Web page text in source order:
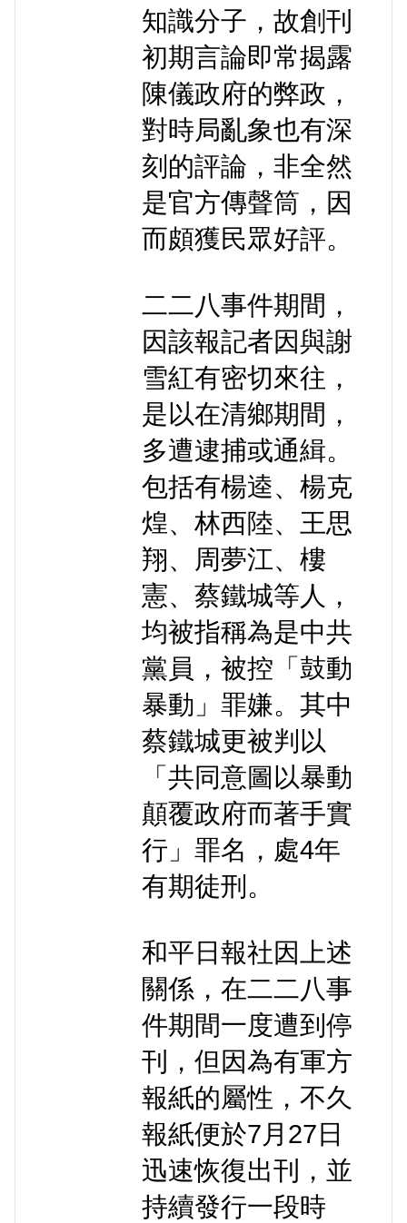
知識分子，故創刊
初期言論即常揭露
陳儀政府的弊政，
對時局亂象也有深
刻的評論，非全然
是官方傳聲筒，因
而頗獲民眾好評。
二二八事件期間，
因該報記者因與謝
雪紅有密切來往，
是以在清鄉期間，
多遭逮捕或通緝。
包括有楊逵、楊克
煌、林西陸、王思
翔、周夢江、樓
憲、蔡鐵城等人，
均被指稱為是中共
黨員，被控「鼓動
暴動」罪嫌。其中
蔡鐵城更被判以
「共同意圖以暴動
顛覆政府而著手實
行」罪名，處4年
有期徒刑。
和平日報社因上述
關係，在二二八事
件期間一度遭到停
刊，但因為有軍方
報紙的屬性，不久
報紙便於7月27日
迅速恢復出刊，並
持續發行一段時